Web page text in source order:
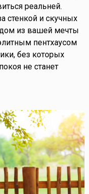
реальней.
стенкой и скучных
из вашей мечты
пентхаусом
без которых
не станет